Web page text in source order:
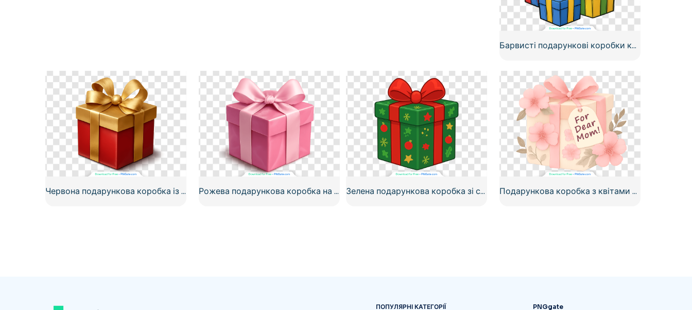
Барвисті подарункові коробки кліпарт безкоштовно PNG
Червона подарункова коробка із золотим бантом високої якості, безкоштовний PNG Рожева подарункова коробка на день народження з м'яким бантом зі стрічки, безкоштовний PNG Зелена подарункова коробка зі святковим візерунком та яскраво-червоним бантом, безкоштовний PNG Подарункова коробка з квітами для дорогої мами безкоштовно PNG
ПОПУЛЯРНІ КАТЕГОРІЇ PNGgate